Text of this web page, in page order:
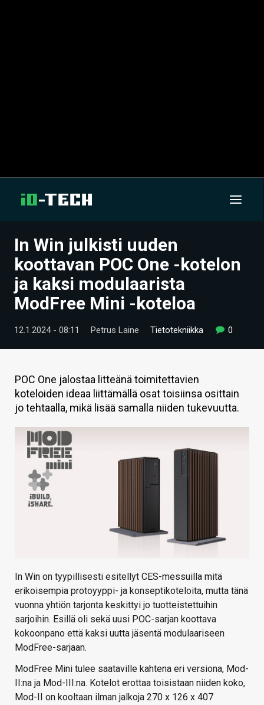
UUTISET
ARTIKKELIT
VIDEOT
TECHBBS
HINTA.FI
KAUPPA
VAIHDA TEEMA
HAKU
In Win julkisti uuden
koottavan POC One -kotelon
ja kaksi modulaarista
ModFree Mini -koteloa
12.1.2024 - 08:11 Petrus Laine Tietotekniikka 0
POC One jalostaa litteänä toimitettavien
koteloiden ideaa liittämällä osat toisiinsa osittain
jo tehtaalla, mikä lisää samalla niiden tukevuutta.
In Win on tyypillisesti esitellyt CES-messuilla mitä
erikoisempia protoyyppi- ja konseptikoteloita, mutta tänä
vuonna yhtiön tarjonta keskittyi jo tuotteistettuihin
sarjoihin. Esillä oli sekä uusi POC-sarjan koottava
kokoonpano että kaksi uutta jäsentä modulaariseen
ModFree-sarjaan.
ModFree Mini tulee saataville kahtena eri versiona, Mod-
II:na ja Mod-III:na. Kotelot erottaa toisistaan niiden koko,
Mod-II on kooltaan ilman jalkoja 270 x 126 x 407